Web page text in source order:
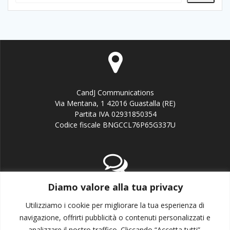
Diamo valore alla tua privacy
Utilizziamo i cookie per migliorare la tua esperienza di
navigazione, offrirti pubblicità o contenuti personalizzati e
CandJ Communications
Via Mentana, 1 42016 Guastalla (RE)
Partita IVA 02931850354
Codice fiscale BNGCCL76P65G337U
email:info@candj.it
Office: +39 338 3643199